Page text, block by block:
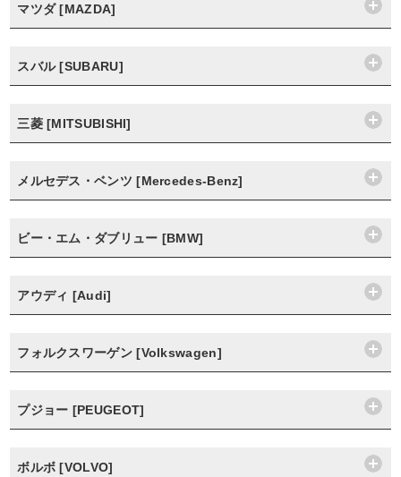
マツダ [MAZDA]
スバル [SUBARU]
三菱 [MITSUBISHI]
メルセデス・ベンツ [Mercedes-Benz]
ビー・エム・ダブリュー [BMW]
アウディ [Audi]
フォルクスワーゲン [Volkswagen]
プジョー [PEUGEOT]
ボルボ [VOLVO]